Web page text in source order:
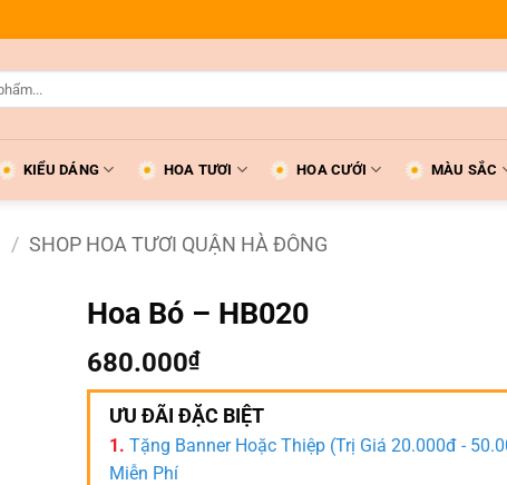
KIỂU DÁNG HOA TƯƠI HOA CƯỚI MÀU SẮC
/ SHOP HOA TƯƠI QUẬN HÀ ĐÔNG
Hoa Bó – HB020
680.000₫
ƯU ĐÃI ĐẶC BIỆT
1. Tặng Banner Hoặc Thiệp (Trị Giá 20.000đ -
Miễn Phí